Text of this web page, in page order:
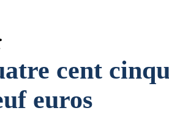
cent
euros